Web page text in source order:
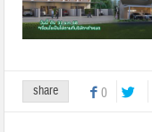
share 0